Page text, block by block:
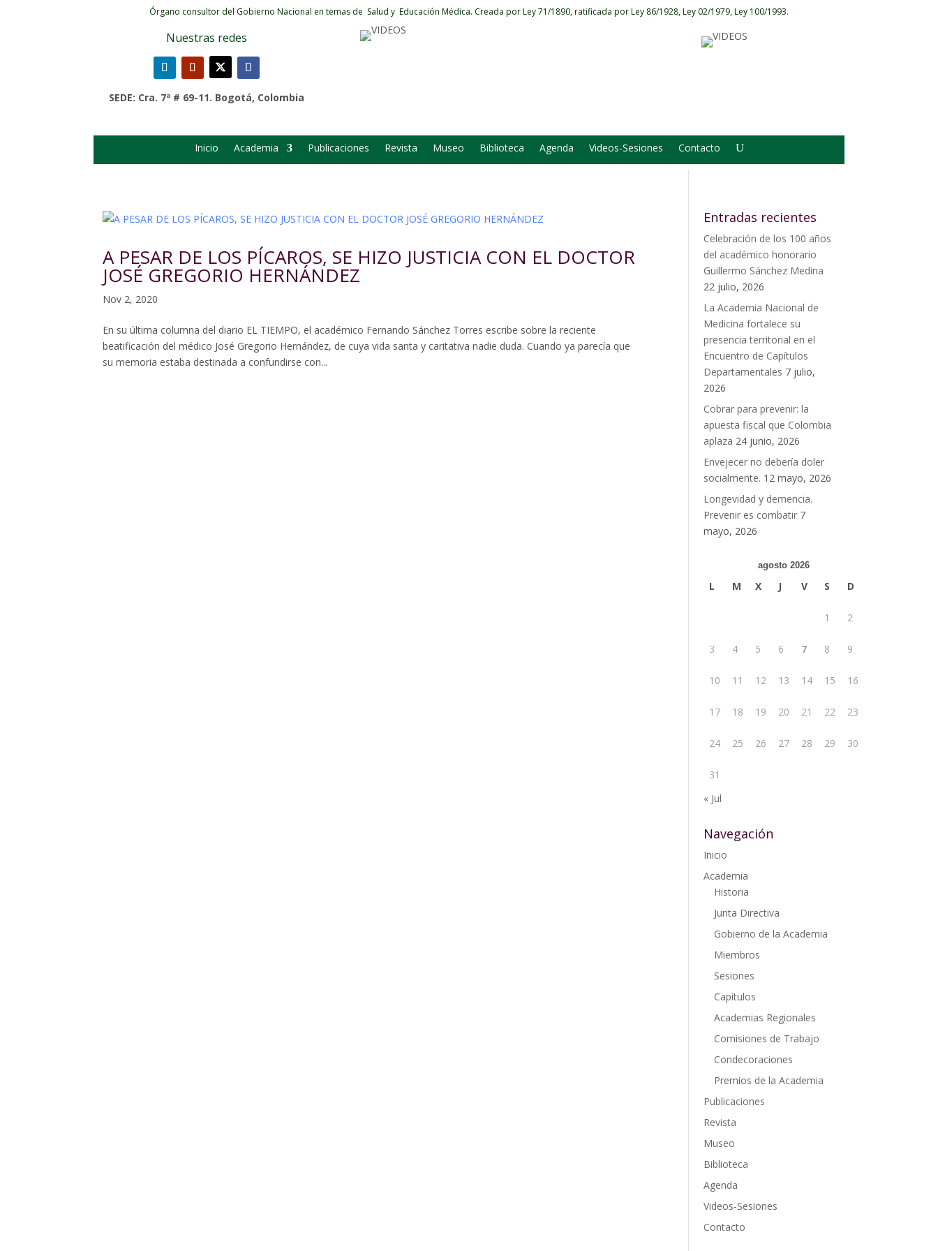
Órgano consultor del Gobierno Nacional en temas de Salud y Educación Médica. Creada por Ley 71/1890, ratificada por Ley 86/1928, Ley 02/1979, Ley 100/1993.
Nuestras redes
SEDE: Cra. 7ª # 69-11. Bogotá, Colombia
Inicio Academia Publicaciones Revista Museo Biblioteca Agenda Videos-Sesiones Contacto
A PESAR DE LOS PÍCAROS, SE HIZO JUSTICIA CON EL DOCTOR
JOSÉ GREGORIO HERNÁNDEZ
Nov 2, 2020
En su última columna del diario EL TIEMPO, el académico Fernando Sánchez Torres escribe sobre la reciente
beatificación del médico José Gregorio Hernández, de cuya vida santa y caritativa nadie duda. Cuando ya parecía que
su memoria estaba destinada a confundirse con...
Entradas recientes
Celebración de los 100 años
del académico honorario
Guillermo Sánchez Medina
22 julio, 2026
La Academia Nacional de
Medicina fortalece su
presencia territorial en el
Encuentro de Capítulos
Departamentales 7 julio,
2026
Cobrar para prevenir: la
apuesta fiscal que Colombia
aplaza 24 junio, 2026
Envejecer no debería doler
socialmente. 12 mayo, 2026
Longevidad y demencia.
Prevenir es combatir 7
mayo, 2026
agosto 2026
L M X J V S D
1 2
3 4 5 6 7 8 9
10 11 12 13 14 15 16
17 18 19 20 21 22 23
24 25 26 27 28 29 30
31
« Jul
Navegación
Inicio
Academia
Historia
Junta Directiva
Gobierno de la Academia
Miembros
Sesiones
Capítulos
Academias Regionales
Comisiones de Trabajo
Condecoraciones
Premios de la Academia
Publicaciones
Revista
Museo
Biblioteca
Agenda
Videos-Sesiones
Contacto